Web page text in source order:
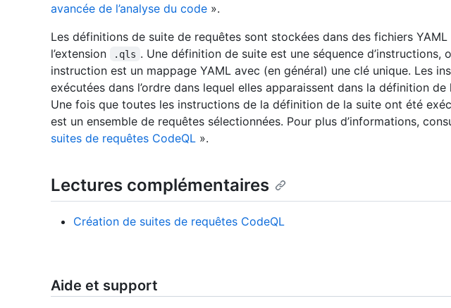
avancée de l’analyse du code ».
Les définitions de suite de requêtes sont stockées dans des fichiers YAML
l’extension
.qls . Une définition de suite est une séquence d’instructions,
instruction est un mappage YAML avec (en général) une clé unique. Les
exécutées dans l’ordre dans lequel elles apparaissent dans la définition
Une fois que toutes les instructions de la définition de la suite ont été
est un ensemble de requêtes sélectionnées. Pour plus d’informations,
suites de requêtes CodeQL ».
Lectures complémentaires
Création de suites de requêtes CodeQL
Aide et support